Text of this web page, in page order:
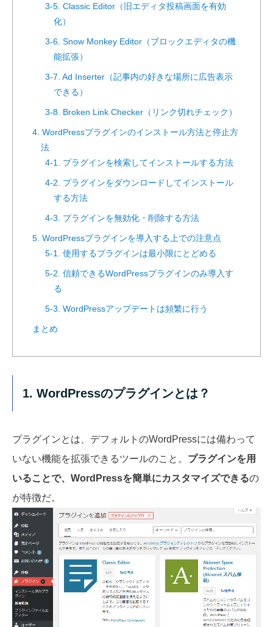
3-5. Classic Editor（旧エディタ投稿画面を有効
化）
3-6. Snow Monkey Editor（ブロックエディタの機
能拡張）
3-7. Ad Inserter（記事内の好きな場所に広告表示
できる）
3-8. Broken Link Checker（リンク切れチェック）
4. WordPressプラグインのインストール方法と停止方
法
4-1. プラグインを検索してインストールする方法
4-2. プラグインをダウンロードしてインストール
する方法
4-3. プラグインを無効化・削除する方法
5. WordPressプラグインを導入する上での注意点
5-1. 使用するプラグインは最小限にとどめる
5-2. 信頼できるWordPressプラグインのみ導入す
る
5-3. WordPressアップデートは頻繁に行う
まとめ
1. WordPressのプラグインとは？
プラグインとは、デフォルトのWordPressには備わって
いない機能を拡張できるツールのこと。 プラグインを用
いることで、WordPressを簡単にカスタマイズできるの
が特徴だ。